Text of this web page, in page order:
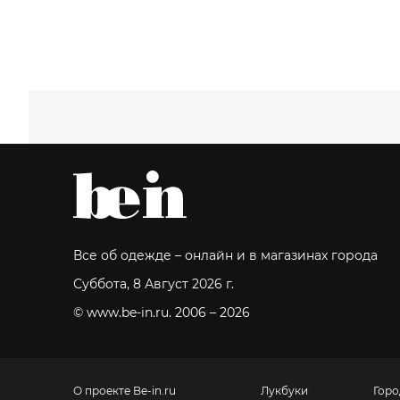
Все об одежде – онлайн и в магазинах города
Суббота, 8 Август 2026 г.
© www.be-in.ru. 2006 – 2026
О проекте Be-in.ru Лукбуки